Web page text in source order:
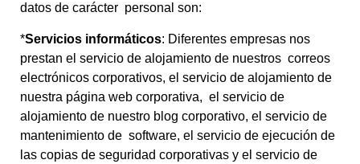
datos de carácter personal son:
*Servicios informáticos: Diferentes empresas nos
prestan el servicio de alojamiento de nuestros correos
electrónicos corporativos, el servicio de alojamiento de
nuestra página web corporativa, el servicio de
alojamiento de nuestro blog corporativo, el servicio de
mantenimiento de software, el servicio de ejecución de
las copias de seguridad corporativas y el servicio de